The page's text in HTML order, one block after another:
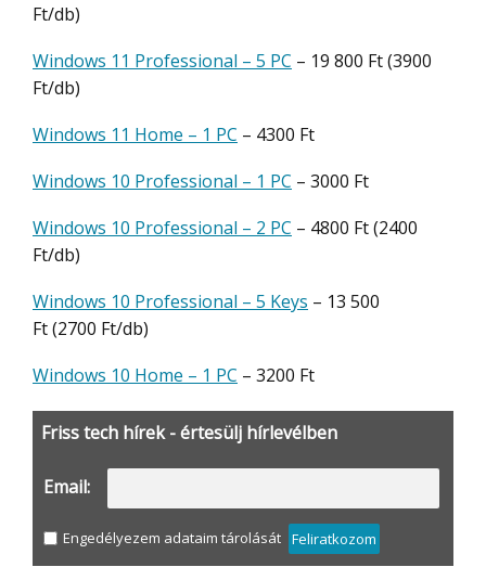
Ft/db)
Windows 11 Professional – 5 PC – 19 800 Ft (3900
Ft/db)
Windows 11 Home – 1 PC – 4300 Ft
Windows 10 Professional – 1 PC – 3000 Ft
Windows 10 Professional – 2 PC – 4800 Ft (2400
Ft/db)
Windows 10 Professional – 5 Keys – 13 500
Ft (2700 Ft/db)
Windows 10 Home – 1 PC – 3200 Ft
Friss tech hírek - értesülj hírlevélben
Email:
Engedélyezem adataim tárolását Feliratkozom